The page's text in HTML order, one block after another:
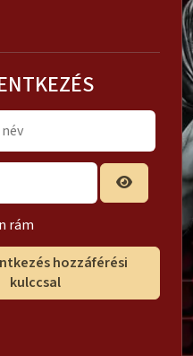
rám
kulccsal